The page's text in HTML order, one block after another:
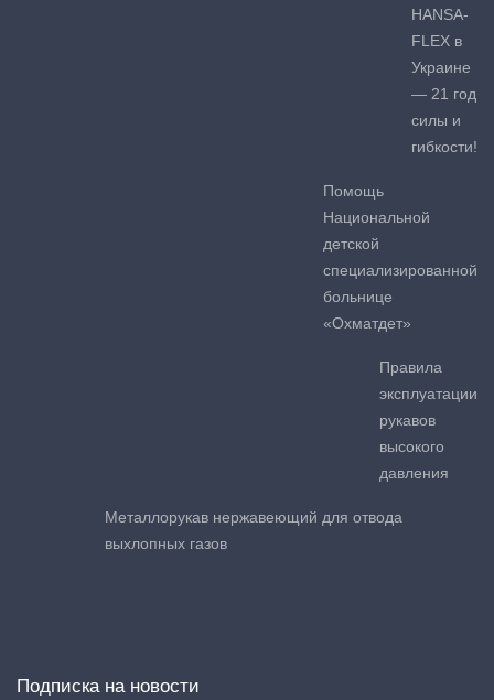
HANSA-
FLEX в
Украине
— 21 год
силы и
гибкости!
Помощь
Национальной
детской
специализированной
больнице
«Охматдет»
Правила
эксплуатации
рукавов
высокого
давления
Металлорукав нержавеющий для отвода
выхлопных газов
Подписка на новости